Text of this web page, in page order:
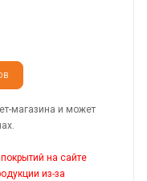
магазина и может
на сайте
из-за